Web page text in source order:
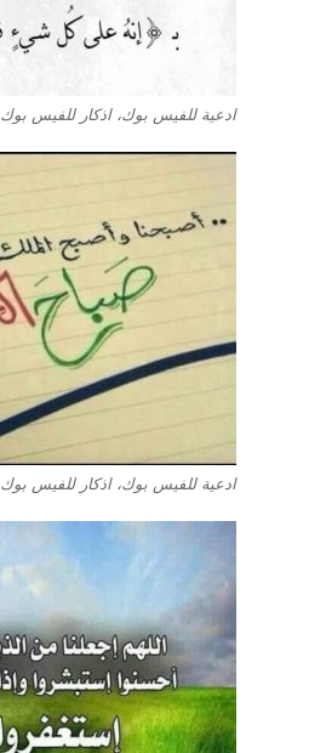
ادعية للفيس بوك، اذكار للفيس بوك
ادعية للفيس بوك، اذكار للفيس بوك